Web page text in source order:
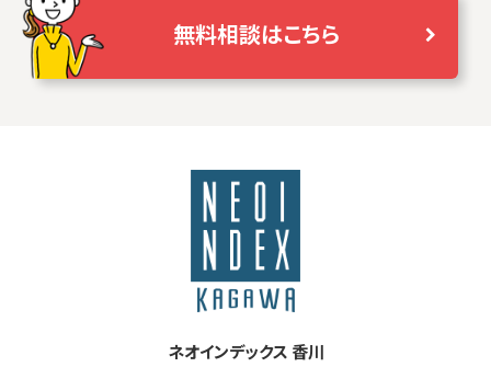
無料相談はこちら
ネオインデックス 香川